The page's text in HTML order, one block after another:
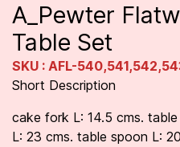
A_Pewter
Table Set
SKU : AFL-
Short Description
cake fork L: 14.5 cms.
L: 23 cms. table spoon L: